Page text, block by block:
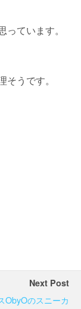
ています。
うです。
Next Post
ObyOのスニーカ